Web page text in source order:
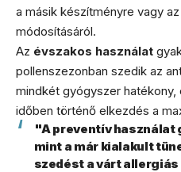
a másik készítményre vagy
módosításáról.
Az évszakos használat
pollenszezonban szedik az
mindkét gyógyszer
időben történő elkezdés a
"A preventív használat
mint a már kialakult
szedést a várt